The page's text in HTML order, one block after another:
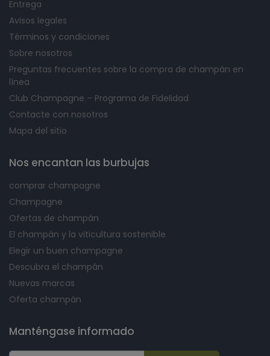
Entrega
Avisos legales
Términos y condiciones
Sobre nosotros
Preguntas frecuentes sobre la compra de champán en
línea
Club Champagne – Programa de Fidelidad
Contacte con nosotros
Mapa del sitio
Nos encantan las burbujas
comprar champagne
Champagne
Ofertas de champán
El champán y la viticultura sostenible
Elegir un buen champagne
Descubra el champán
Nuevas marcas
Oferta champán
Manténgase informado